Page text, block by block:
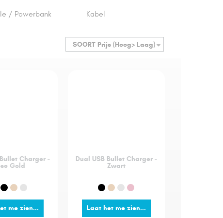
/ Powerbank Kabel
SOORT Prijs (Hoog> Laag)
Charger -
Gold
me zien...
Dual USB Bullet Charger -
Zwart
Laat het me zien...